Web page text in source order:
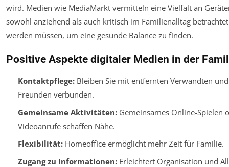
wird. Medien wie MediaMarkt vermitteln eine Vielfalt an
sowohl anziehend als auch kritisch im Familienalltag betrachtet
werden müssen, um eine gesunde Balance zu finden.
Positive Aspekte digitaler Medien in der
Kontaktpflege:Bleiben Sie mit entfernten Verwandten und
Freunden verbunden.
Gemeinsame Aktivitäten:Gemeinsames Online-Spielen
Videoanrufe schaffen Nähe.
Flexibilität:Homeoffice ermöglicht mehr Zeit für Familie.
Zugang zu Informationen:Erleichtert Organisation und